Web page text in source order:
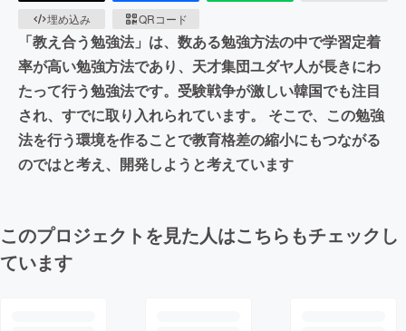
埋め込み
QRコード
「教え合う勉強法」は、数ある勉強方法の中で学習定着
率が高い勉強方法であり、天才集団ユダヤ人が長きにわ
たって行う勉強法です。受験戦争が激しい韓国でも注目
され、すでに取り入れられています。 そこで、この勉強
法を行う環境を作ることで教育格差の縮小にもつながる
のではと考え、開発しようと考えています
このプロジェクトを見た人はこちらもチェックし
ています